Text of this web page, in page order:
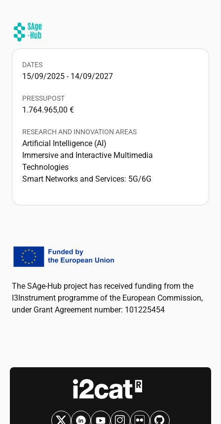
DATES
15/09/2025 - 14/09/2027
PRESSUPOST
1.764.965,00 €
RESEARCH AND INNOVATION AREAS
Artificial Intelligence (AI)
Immersive and Interactive Multimedia
Technologies
Smart Networks and Services: 5G/6G
The SAge-Hub project has received funding from the
I3Instrument programme of the European Commission,
under Grant Agreement number: 101225454